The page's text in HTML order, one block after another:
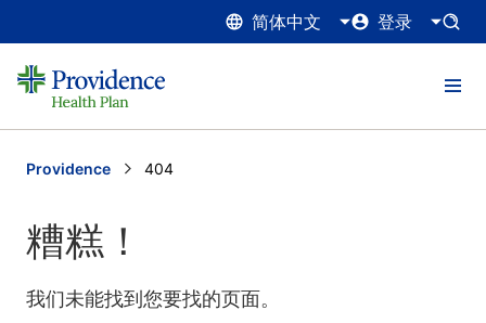
简体中文 登录
Providence Current:
404
糟糕！
我们未能找到您要找的页面。